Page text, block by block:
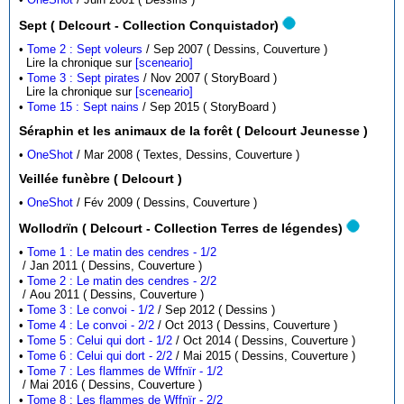
Sept ( Delcourt - Collection Conquistador)
•Tome 2 : Sept voleurs
/ Sep 2007 ( Dessins, Couverture )
Lire la chronique sur [sceneario]
•Tome 3 : Sept pirates
/ Nov 2007 ( StoryBoard )
Lire la chronique sur [sceneario]
•Tome 15 : Sept nains / Sep 2015 ( StoryBoard )
Séraphin et les animaux de la forêt ( Delcourt Jeunesse )
•OneShot / Mar 2008 ( Textes, Dessins, Couverture )
Veillée funèbre ( Delcourt )
•OneShot / Fév 2009 ( Dessins, Couverture )
Wollodrïn ( Delcourt - Collection Terres de légendes)
•Tome 1 : Le matin des cendres - 1/2
/ Jan 2011 ( Dessins, Couverture )
•Tome 2 : Le matin des cendres - 2/2
/ Aou 2011 ( Dessins, Couverture )
•Tome 3 : Le convoi - 1/2
/ Sep 2012 ( Dessins )
•Tome 4 : Le convoi - 2/2
/ Oct 2013 ( Dessins, Couverture )
•Tome 5 : Celui qui dort - 1/2
/ Oct 2014 ( Dessins, Couverture )
•Tome 6 : Celui qui dort - 2/2
/ Mai 2015 ( Dessins, Couverture )
•Tome 7 : Les flammes de Wffnïr - 1/2
/ Mai 2016 ( Dessins, Couverture )
•Tome 8 : Les flammes de Wffnïr - 2/2